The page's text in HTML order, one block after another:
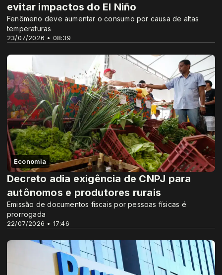
23/07/2026 • 08:39
evitar impactos do El Niño
Fenômeno deve aumentar o consumo por causa de altas
temperaturas
Economia
22/07/2026 • 17:46
Decreto adia exigência de CNPJ para
autônomos e produtores rurais
Emissão de documentos fiscais por pessoas físicas é
prorrogada